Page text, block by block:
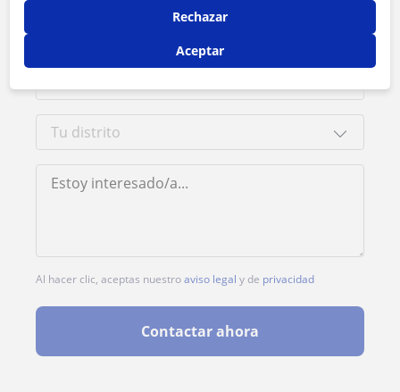
Al hacer clic, aceptas nuestroaviso legal y de privacidad
Contactar ahora
Rechazar
Aceptar